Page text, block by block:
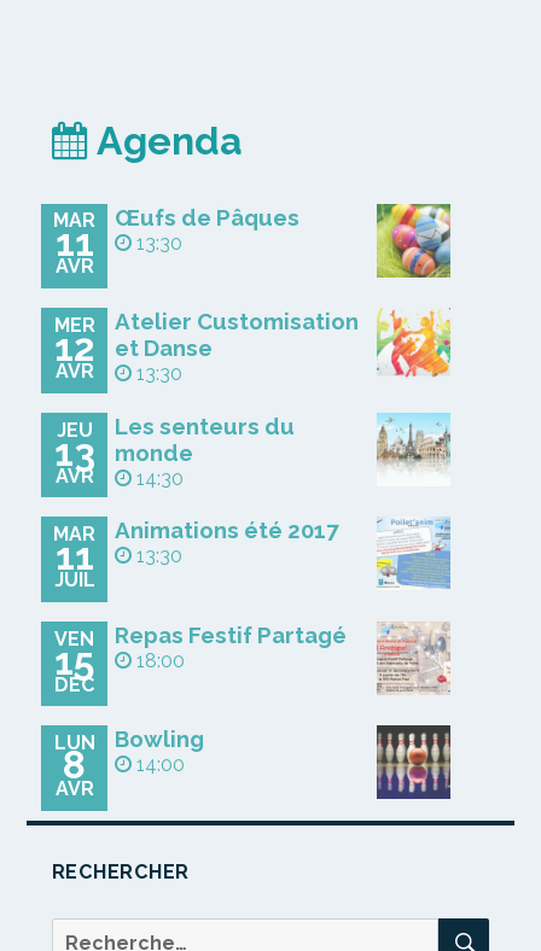
Agenda
MAR
11
AVR
Œufs de Pâques
13:30
MER
12
AVR
Atelier Customisation
et Danse
13:30
JEU
13
AVR
Les senteurs du
monde
14:30
MAR
11
JUIL
Animations été 2017
13:30
VEN
15
DÉC
Repas Festif Partagé
18:00
LUN
8
AVR
Bowling
14:00
RECHERCHER
Recherche